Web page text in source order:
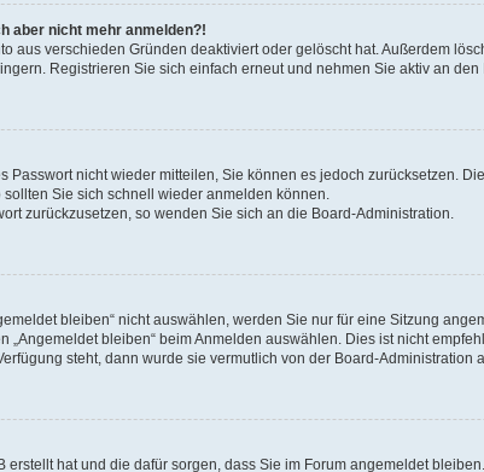
aber nicht mehr anmelden?!
aus verschieden Gründen deaktiviert oder gelöscht hat. Außerdem
Registrieren Sie sich einfach erneut und nehmen Sie aktiv an
Passwort nicht wieder mitteilen, Sie können es jedoch zurücksetzen.
Sie sich schnell wieder anmelden können.
zurückzusetzen, so wenden Sie sich an die Board-Administration.
bleiben“ nicht auswählen, werden Sie nur für eine Sitzung
„Angemeldet bleiben“ beim Anmelden auswählen. Dies ist nicht
steht, dann wurde sie vermutlich von der Board-Administration
erstellt hat und die dafür sorgen, dass Sie im Forum angemeldet